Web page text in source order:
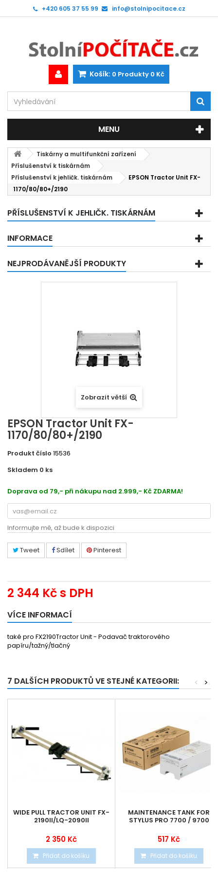
+420 605 37 55 99 info@stolnipocitace.cz
Košík: 0 Produkty 0 Kč
MENU
Tiskárny a multifunkční zařízení
Příslušenství k tiskárnám
Příslušenství k jehličk. tiskárnám
EPSON Tractor Unit FX-
1170/80/80+/2190
PŘÍSLUŠENSTVÍ K JEHLIČK. TISKÁRNÁM
INFORMACE
NEJPRODÁVANĚJŠÍ PRODUKTY
Zobrazit větší
EPSON Tractor Unit FX-
1170/80/80+/2190
Produkt číslo 15536
Skladem 0 ks
Doprava od 79,- při nákupu nad 2.999,- Kč ZDARMA!
Informujte mě, až bude k dispozici
Tweet Sdílet Pinterest
2 344 Kčs DPH
VÍCE INFORMACÍ
také pro FX2190Tractor Unit - Podavač traktorového
papíru/tažný/tlačný
7 DALŠÍCH PRODUKTŮ VE STEJNÉ KATEGORII: >
<
WIDE PULL TRACTOR UNIT FX-
2190II/LQ-2090II
2 350 Kč
Přidat do košíku
MAINTENANCE TANK FOR
STYLUS PRO 7700 / 9700
517 Kč
Přidat do košíku